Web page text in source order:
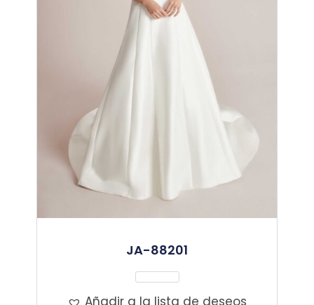
JA-88201
Leer Más
Añadir a la lista de deseos